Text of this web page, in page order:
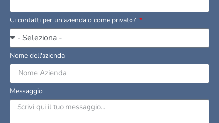
Ci contatti per un'azienda o come privato?
Nome dell'azienda
Messaggio